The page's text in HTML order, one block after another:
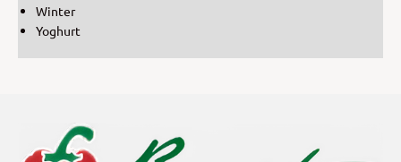
Winter
Yoghurt